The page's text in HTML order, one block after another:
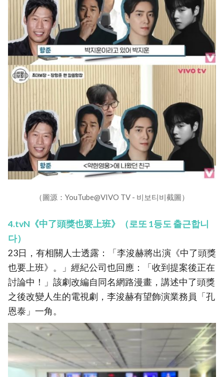
（圖源：YouTube@VIVO TV - 비보티비截圖）
4.tvN《中了頭獎也要上班》（로또 1등도 출근합니
다）
23日，有相關人士透露：「李浚赫將出演《中了頭獎
也要上班》。」經紀公司也回應：「收到提案後正在
討論中！」該劇改編自同名網路漫畫，講述中了頭獎
之後改變人生的電視劇，李浚赫有望飾演業務員「孔
恩泰」一角。